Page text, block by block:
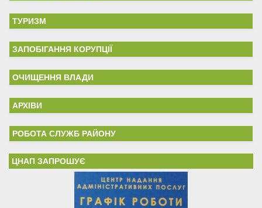
ТУРИЗМ
ЗАПОБІГАННЯ КОРУПЦІЇ
ОЧИЩЕННЯ ВЛАДИ
АРХІВИ
РОБОТА СЛУЖБ РАЙОНУ
ЦНАП ЗАПРОШУЄ